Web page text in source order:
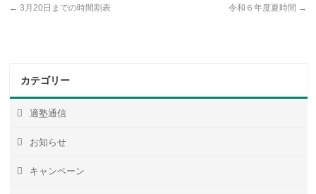
← 3月20日までの時間割表 令和６年度夏時間 →
カテゴリー
適塾通信
お知らせ
キャンペーン